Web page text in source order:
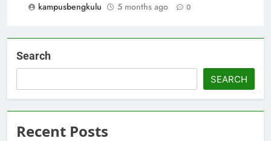
kampusbengkulu
5 months ago 0
Search
SEARCH
Recent Posts